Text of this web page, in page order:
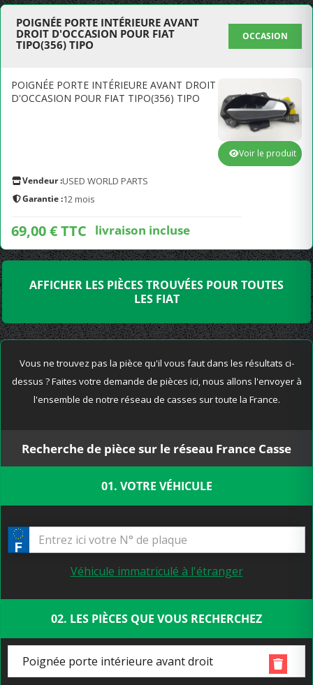
POIGNÉE PORTE INTÉRIEURE AVANT
DROIT D'OCCASION POUR FIAT
TIPO(356) TIPO
OCCASION
POIGNÉE PORTE INTÉRIEURE AVANT DROIT
D'OCCASION POUR FIAT TIPO(356) TIPO
Vendeur :USED WORLD PARTS
Garantie :12 mois
69,00 € TTC livraison incluse
Voir le produit
AFFICHER LES PIÈCES TROUVÉES POUR TOUTES
LES FIAT
Vous ne trouvez pas la pièce qu'il vous faut dans les résultats ci-
dessus ? Faites votre demande de pièces ici, nous allons l'envoyer à
l'ensemble de notre réseau de casses sur toute la France.
Recherche de pièce sur le réseau France Casse
01. VOTRE VÉHICULE
Véhicule immatriculé à l'étranger
02. LES PIÈCES QUE VOUS RECHERCHEZ
Poignée porte intérieure avant droit